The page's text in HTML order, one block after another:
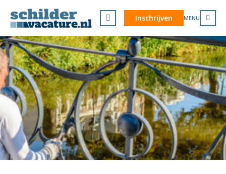
Inschrijven MENU